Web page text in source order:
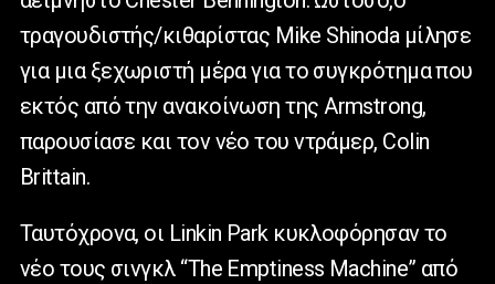
τραγουδιστής/κιθαρίστας Mike Shinoda μίλησε
για μια ξεχωριστή μέρα για το συγκρότημα που
εκτός από την ανακοίνωση της Armstrong,
παρουσίασε και τον νέο του ντράμερ, Colin
Brittain.
Ταυτόχρονα, οι Linkin Park κυκλοφόρησαν το
νέο τους σινγκλ “The Emptiness Machine” από